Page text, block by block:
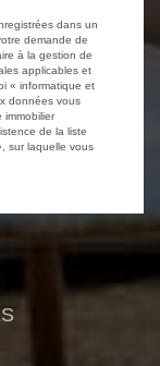
dans un
demande de
à la gestion de
applicables et
« informatique et
données vous
immobilier
de la liste
sur laquelle vous